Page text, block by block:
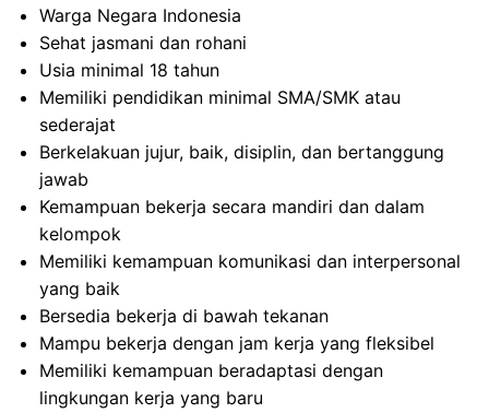
Warga Negara Indonesia
Sehat jasmani dan rohani
Usia minimal 18 tahun
Memiliki pendidikan minimal SMA/SMK atau
sederajat
Berkelakuan jujur, baik, disiplin, dan bertanggung
jawab
Kemampuan bekerja secara mandiri dan dalam
kelompok
Memiliki kemampuan komunikasi dan interpersonal
yang baik
Bersedia bekerja di bawah tekanan
Mampu bekerja dengan jam kerja yang fleksibel
Memiliki kemampuan beradaptasi dengan
lingkungan kerja yang baru